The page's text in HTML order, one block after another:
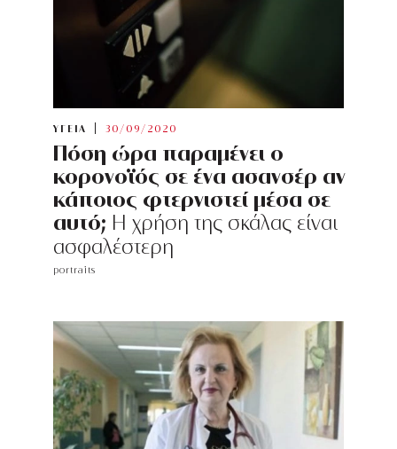
ΥΓΕΙΑ 30/09/2020
Πόση ώρα παραμένει ο
κορονοϊός σε ένα ασανσέρ αν
κάποιος φτερνιστεί μέσα σε
αυτό; Η χρήση της σκάλας είναι
ασφαλέστερη
portraits